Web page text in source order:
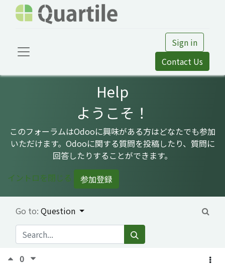
Sign in
Contact Us
Help
ようこそ！
このフォーラムはOdooに興味がある方はどなたでも参加
いただけます。Odooに関する質問を投稿したり、質問に
回答したりすることができます。
イントロを閉じる
参加登録
Go to: Question
0